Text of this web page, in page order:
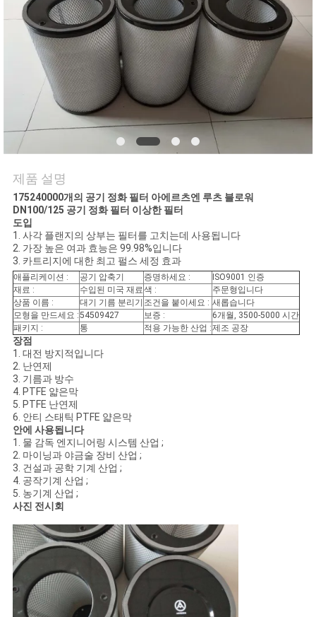
락
주
세
요
뉴
스
경
우
사
이
트
맵
제품 설명
175240000개의 공기 정화 필터 아에르츠엔 루츠 블로워
DN100/125 공기 정화 필터 이상한 필터
도입
1. 사각 플랜지의 상부는 필터를 고치는데 사용됩니다
2. 가장 높은 여과 효능은 99.98%입니다
3. 카트리지에 대한 최고 펄스 세정 효과
애플리케이션 : 공기 압축기 증명하세요 :
ISO9001 인증
재료 :
수입된 미국 재료색 :
주문형입니다
상품 이름 :
대기 기름 분리기 조건을 붙이세요 : 새롭습니다
모형을 만드세요 :54509427 보증 :
6개월, 3500-5000 시간
패키지 :
통 적용 가능한 산업 :제조 공장
장점
1. 대전 방지적입니다
2. 난연제
3. 기름과 방수
4. PTFE 얇은막
5. PTFE 난연제
6. 안티 스태틱 PTFE 얇은막
안에 사용됩니다
1. 물 감독 엔지니어링 시스템 산업 ;
2. 마이닝과 야금술 장비 산업 ;
3. 건설과 공학 기계 산업 ;
4. 공작기계 산업 ;
5. 농기계 산업 ;
사진 전시회